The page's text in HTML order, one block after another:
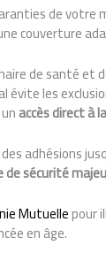
de votre
couverture
de santé et
évite les
accès direct à
adhésions
sécurité
Mutuellepour
en âge.